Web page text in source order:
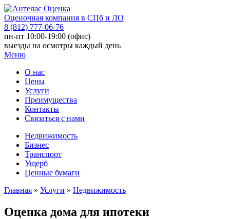
Оценочная компания в СПб и ЛО
8 (812) 777-06-76
пн-пт 10:00-19:00 (офис)
выезды на осмотры каждый день
Меню
О нас
Цены
Услуги
Преимущества
Контакты
Связаться с нами
Недвижимость
Бизнес
Транспорт
Ущерб
Ценные бумаги
Главная » Услуги » Недвижимость
Оценка дома для ипотеки